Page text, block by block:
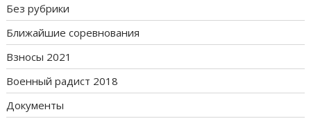
Без рубрики
Ближайшие соревнования
Взносы 2021
Военный радист 2018
Документы